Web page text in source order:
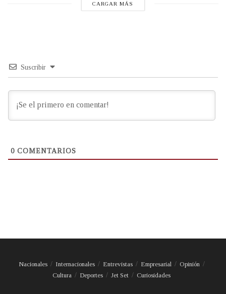
CARGAR MÁS
Suscribir
0 COMENTARIOS
Nacionales Internacionales Entrevistas Empresarial
Opinión
Cultura
Deportes Jet Set Curiosidades